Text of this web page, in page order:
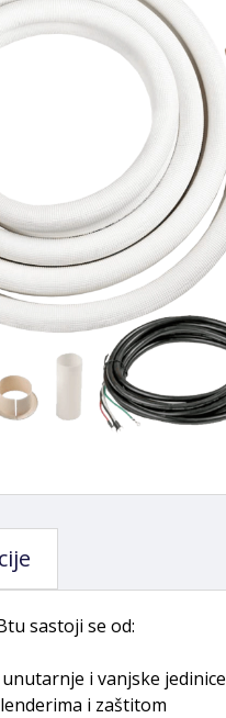
sastoji se od:
i vanjske jedinice
i zaštitom